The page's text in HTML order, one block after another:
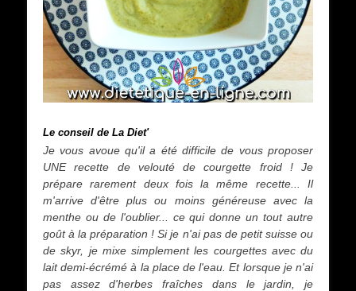
Le conseil de La Diet'
Je vous avoue qu'il a été difficile de vous proposer
UNE recette de velouté de courgette froid ! Je
prépare rarement deux fois la même recette... Il
m'arrive d'être plus ou moins généreuse avec la
menthe ou de l'oublier... ce qui donne un tout autre
goût à la préparation ! Si je n'ai pas de petit suisse ou
de skyr, je mixe simplement les courgettes avec du
lait demi-écrémé à la place de l'eau. Et lorsque je n'ai
pas assez d'herbes fraîches dans le jardin, je